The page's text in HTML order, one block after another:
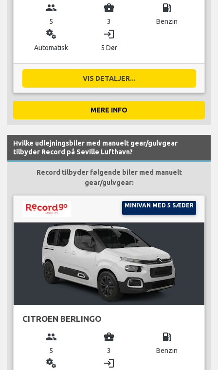
group
5
business_center
3
local_gas_station
Benzin
miscellaneous_services
Automatisk
login
5 Dør
VIS DETALJER...
MERE INFO
Hvilke udlejningsbiler med manuelt gear/gulvgear
tilbyder Record på Seville Lufthavn?
Record tilbyder følgende biler med manuelt
gear/gulvgear:
MINIVAN MED 5 SÆDER
CITROEN BERLINGO
group
5
business_center
3
local_gas_station
Benzin
miscellaneous_services login